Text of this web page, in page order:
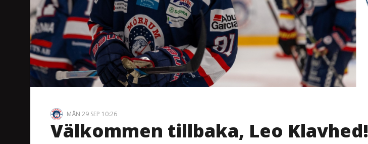
MÅN 29 SEP 10:26
Välkommen tillbaka, Leo Klavhed!